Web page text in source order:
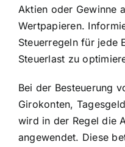
Aktien oder Gewinne
Wertpapieren.
Steuerregeln für jede
Steuerlast zu
Bei der Besteuerung
Girokonten,
wird in der Regel die
angewendet. Diese